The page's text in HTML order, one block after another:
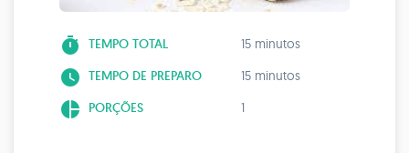
timer TEMPO TOTAL 15 minutos
watch_later TEMPO DE PREPARO 15 minutos
pie_chart PORÇÕES 1